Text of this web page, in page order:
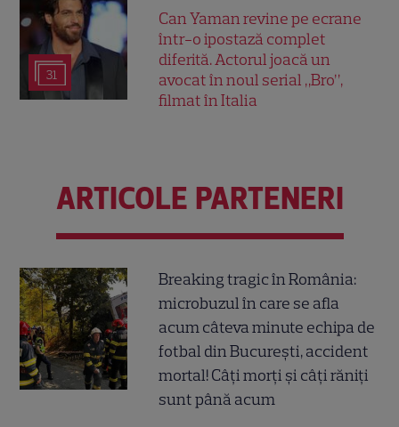
31
Can Yaman revine pe ecrane
într-o ipostază complet
diferită. Actorul joacă un
avocat în noul serial „Bro”,
filmat în Italia
ARTICOLE PARTENERI
Breaking tragic în România:
microbuzul în care se afla
acum câteva minute echipa de
fotbal din București, accident
mortal! Câți morți și câți răniți
sunt până acum